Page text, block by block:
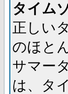
タイム
正しい
のほと
サマー
は、タ